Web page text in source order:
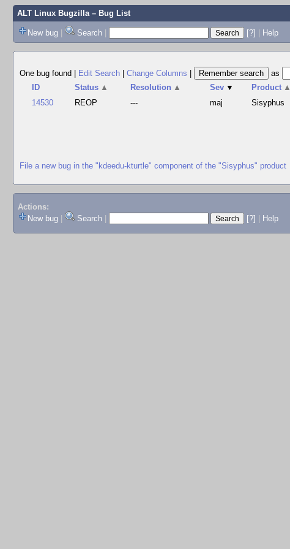
ALT Linux Bugzilla– Bug List
New bug | Search | [?] | Help
One bug found
Edit Search Change Columns
as
ID
Status ▲ Resolution ▲ Sev ▼ Product ▲
14530
REOP --- maj Sisyphus
File a new bug in the "kdeedu-kturtle" component of the "Sisyphus" product
Actions:
New bug
Search [?] Help